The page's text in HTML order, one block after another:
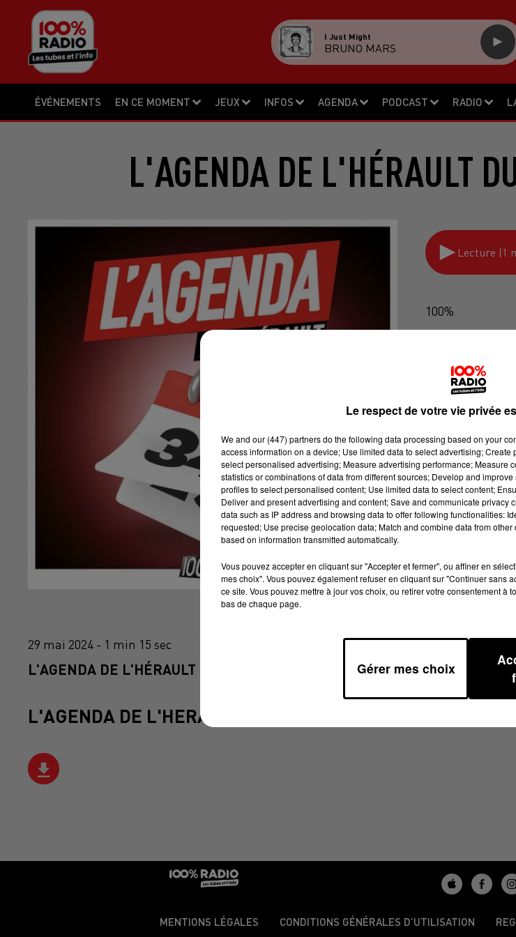
ÉVÉNEMENTS EN CE MOMENT JEUX INFOS AGENDA PODCAST RADIO
I Just Might
BRUNO MARS
L'AGENDA DE L'HÉRAULT
Lecture (1
100%
29 mai 2024 - 1 min 15 sec
L'AGENDA DE L'HÉRAULT DU 29/05/2024 À 10H39
L'AGENDA DE L'HERAULT
MENTIONS LÉGALES CONDITIONS GÉNÉRALES D’UTILISATION
Le respect de votre vie privée
We and our (447) partnersdo the following data processing based on your
access information on a device; Use limited data to select advertising;
select personalised advertising; Measure advertising performance; Measure
statistics or combinations of data from different sources; Develop and
profiles to select personalised content; Use limited data to select content;
Deliver and present advertising and content; Save and communicate privacy
data such as IP address and browsing data to offer following functionalities:
requested; Use precise geolocation data; Match and combine data from
based on information transmitted automatically.
Vous pouvez accepter en cliquant sur "Accepter et fermer", ou affiner en
mes choix". Vous pouvez également refuser en cliquant sur "Continuer sans
ce site. Vous pouvez mettre à jour vos choix, ou retirer votre consentement à
bas de chaque page.
Gérer mes choix